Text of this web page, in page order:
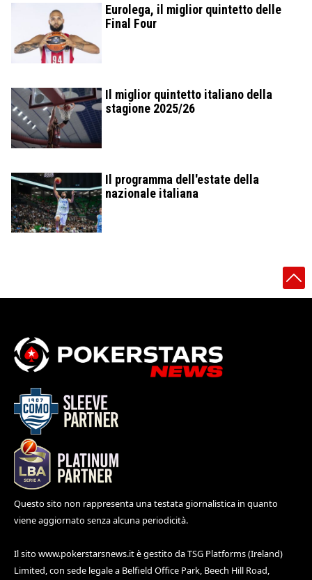
Eurolega, il miglior quintetto delle
Final Four
Il miglior quintetto italiano della
stagione 2025/26
Il programma dell'estate della
nazionale italiana
Questo sito non rappresenta una testata giornalistica in quanto
viene aggiornato senza alcuna periodicità.
Il sito www.pokerstarsnews.itè gestito da TSG Platforms (Ireland)
Limited, con sede legale a Belfield Office Park, Beech Hill Road,